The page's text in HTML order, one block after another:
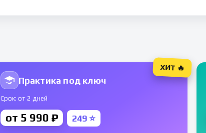
Практика под ключ
Срок: от 2 дней
от 5 990 ₽ 249 ⭐
ХИТ 🔥